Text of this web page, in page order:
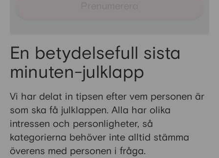
Prenumerera
En betydelsefull sista
minuten-julklapp
Vi har delat in tipsen efter vem personen är
som ska få julklappen. Alla har olika
intressen och personligheter, så
kategorierna behöver inte alltid stämma
överens med personen i fråga.